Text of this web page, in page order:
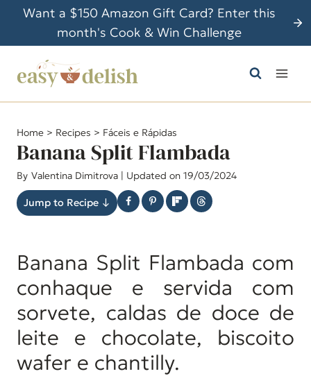
l
p
Want a $150 Amazon Gift Card? Enter this
month's Cook & Win Challenge
Home > Recipes > Fáceis e Rápidas
Banana Split Flambada
By Valentina Dimitrova | Updated on 19/03/2024
Jump to Recipe ↓
Banana Split Flambada com
conhaque e servida com
sorvete, caldas de doce de
leite e chocolate, biscoito
wafer e chantilly.